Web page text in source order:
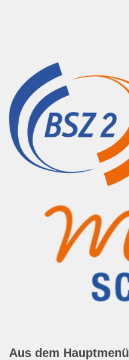
Aus dem Hauptmenü